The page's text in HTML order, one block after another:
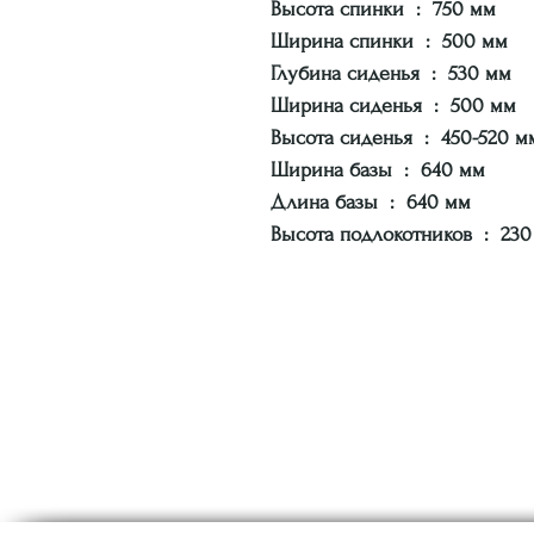
Высота спинки : 750 мм
Ширина спинки : 500 мм
Глубина сиденья : 530 мм
Ширина сиденья : 500 мм
Высота сиденья : 450-520
Ширина базы : 640 мм
Длина базы : 640 мм
Высота подлокотников :